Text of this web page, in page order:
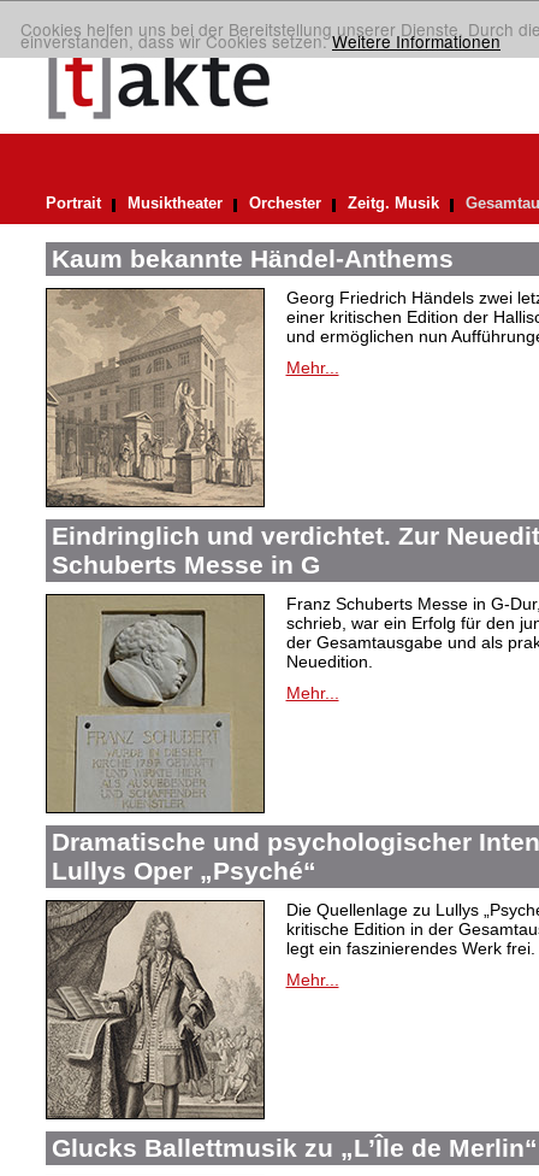
Cookies helfen uns bei der Bereitstellung unserer Dienste. Durch
einverstanden, dass wir Cookies setzen.Weitere Informationen
Portrait Musiktheater Orchester Zeitg. Musik
Kaum bekannte Händel-Anthems
Georg Friedrich Händels zwei
einer kritischen Edition der
und ermöglichen nun
Mehr...
Eindringlich und verdichtet. Zur
Schuberts Messe in G
Franz Schuberts Messe in G-
schrieb, war ein Erfolg für den
der Gesamtausgabe und als
Neuedition.
Mehr...
Dramatische und psychologischer
Lullys Oper „Psyché“
Die Quellenlage zu Lullys
kritische Edition in der
legt ein faszinierendes Werk frei.
Mehr...
Glucks Ballettmusik zu „L’Île de Merlin“